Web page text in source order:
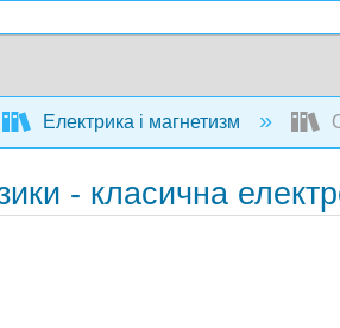
Електрика і магнетизм
- класична